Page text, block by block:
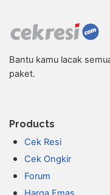
Bantu kamu lacak
paket.
Products
Cek Resi
Cek Ongkir
Forum